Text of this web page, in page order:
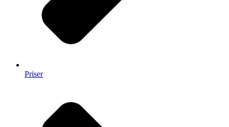
Priser